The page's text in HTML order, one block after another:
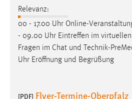
Relevanz:
00 - 17.00 Uhr Online-
- 09.00 Uhr Eintreffen im virtuellen
Fragen im Chat und Technik-
Uhr Eröffnung und Begrüßung
[PDF] Flyer-Termine-Oberpfalz